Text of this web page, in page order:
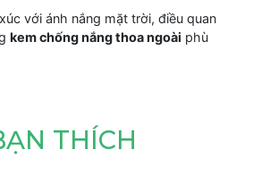
với ánh nắng mặt trời, điều quan
kem chống nắng thoa ngoài phù
THÍCH